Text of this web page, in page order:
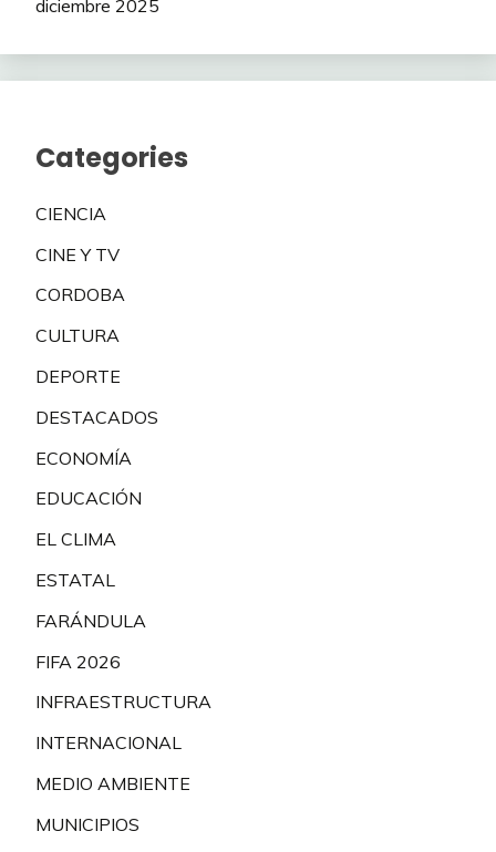
diciembre 2025
Categories
CIENCIA
CINE Y TV
CORDOBA
CULTURA
DEPORTE
DESTACADOS
ECONOMÍA
EDUCACIÓN
EL CLIMA
ESTATAL
FARÁNDULA
FIFA 2026
INFRAESTRUCTURA
INTERNACIONAL
MEDIO AMBIENTE
MUNICIPIOS